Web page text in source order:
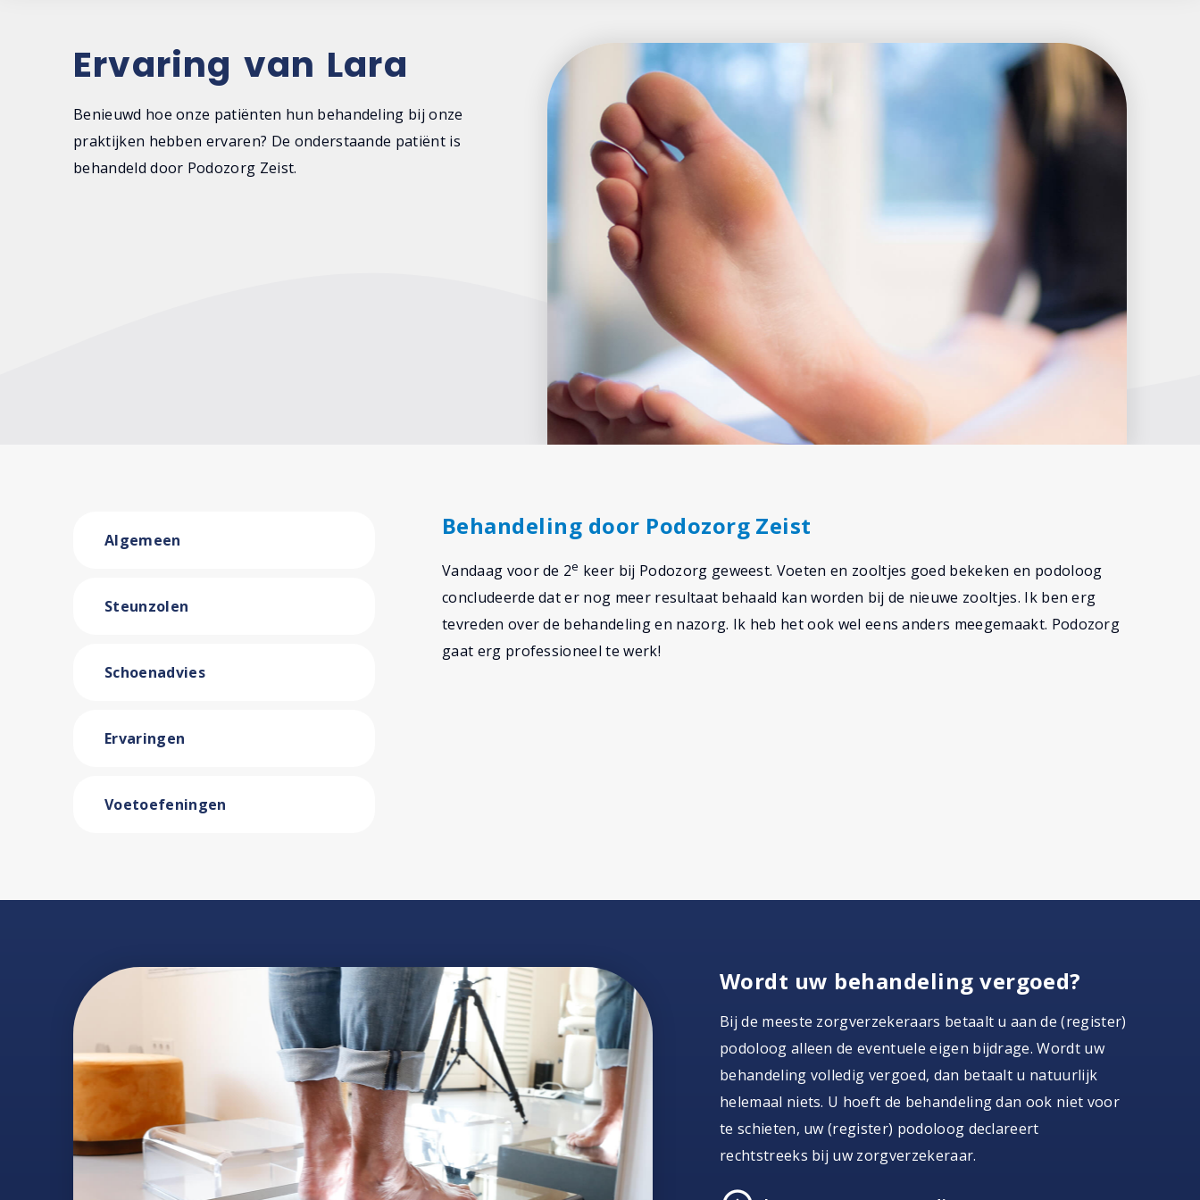
Ervaring van Lara
Benieuwd hoe onze patiënten hun behandeling bij onze
praktijken hebben ervaren? De onderstaande patiënt is
behandeld door Podozorg Zeist.
Algemeen
Steunzolen
Schoenadvies
Ervaringen
Voetoefeningen
Behandeling door Podozorg Zeist
Vandaag voor de 2e keer bij Podozorg geweest. Voeten en zooltjes goed bekeken en podoloog
concludeerde dat er nog meer resultaat behaald kan worden bij de nieuwe zooltjes. Ik ben erg
tevreden over de behandeling en nazorg. Ik heb het ook wel eens anders meegemaakt. Podozorg
gaat erg professioneel te werk!
Wordt uw behandeling vergoed?
Bij de meeste zorgverzekeraars betaalt u aan de (register)
podoloog alleen de eventuele eigen bijdrage. Wordt uw
behandeling volledig vergoed, dan betaalt u natuurlijk
helemaal niets. U hoeft de behandeling dan ook niet voor
te schieten, uw (register) podoloog declareert
rechtstreeks bij uw zorgverzekeraar.